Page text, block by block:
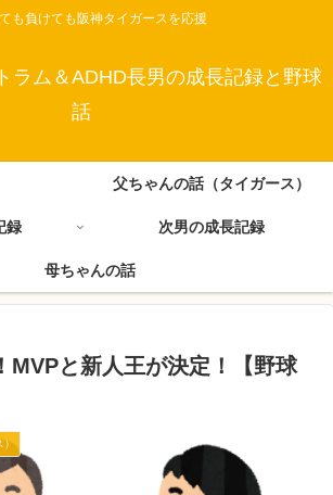
も負けても阪神タイガースを応援
ラム＆ADHD長男の成長記録と野球
話
父ちゃんの話（タイガース）
録 次男の成長記録
母ちゃんの話
MVPと新人王が決定！【野球